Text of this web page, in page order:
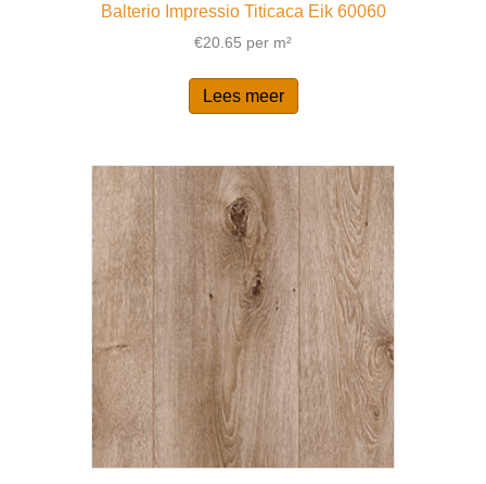
Balterio Impressio Titicaca Eik 60060
€20.65 per m²
Lees meer